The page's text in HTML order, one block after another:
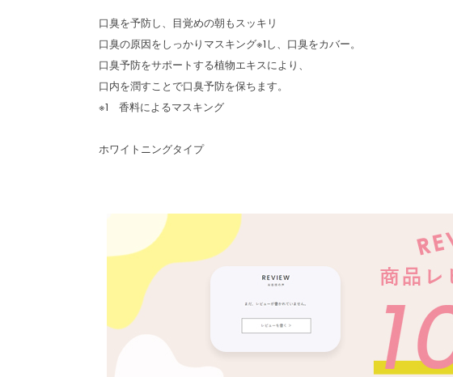
口臭を予防し、目覚めの朝もスッキリ
口臭の原因をしっかりマスキング※1し、口臭をカバー。
口臭予防をサポートする植物エキスにより、
口内を潤すことで口臭予防を保ちます。
※1 香料によるマスキング
ホワイトニングタイプ